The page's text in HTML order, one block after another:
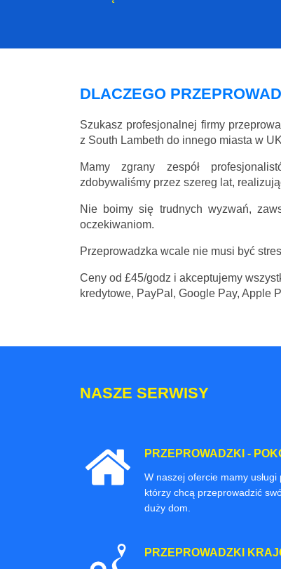
DLACZEGO
Szukasz profesjonalnej firmy
z South Lambeth do innego miasta w
Mamy zgrany zespół
zdobywaliśmy przez szereg lat,
Nie boimy się trudnych wyzwań,
oczekiwaniom.
Przeprowadzka wcale nie musi być
Ceny od £45/godz i akceptujemy
kredytowe, PayPal, Google Pay, Apple
NASZE SERWISY
PRZEPROWADZKI -
W naszej ofercie mamy
którzy chcą przeprowadzić
duży dom.
PRZEPROWADZKI